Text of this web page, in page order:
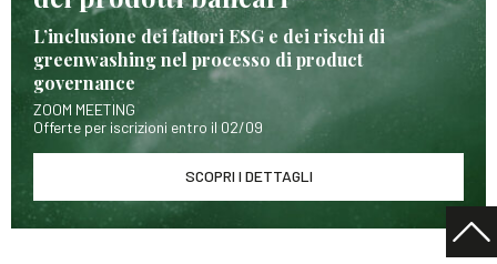
L’inclusione dei fattori ESG e dei rischi di
greenwashing nel processo di product
governance
ZOOM MEETING
Offerte per iscrizioni entro il 02/09
SCOPRI I DETTAGLI